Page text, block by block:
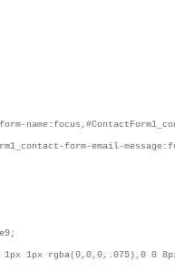
form-email-
1px rgba(0,0,0,.075),0 0